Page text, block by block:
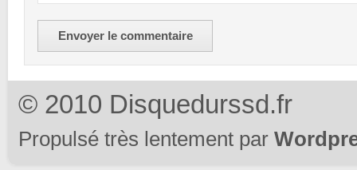
Envoyer le commentaire
© 2010 Disquedurssd.fr
Propulsé très lentement par